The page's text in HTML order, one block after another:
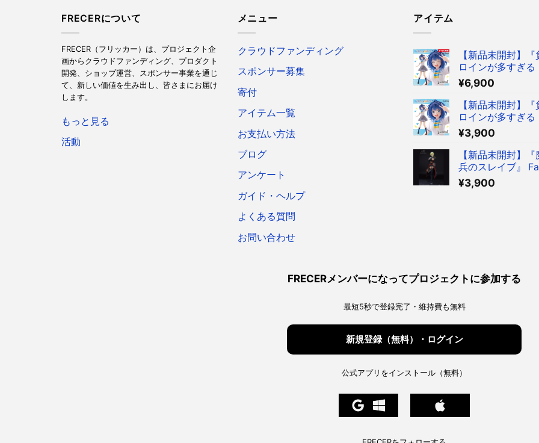
FRECERについて
FRECER（フリッカー）は、プロジェクト企
画からクラウドファンディング、プロダクト
開発、ショップ運営、スポンサー事業を通じ
て、新しい価値を生み出し、皆さまにお届け
します。
もっと見る
活動
メニュー
クラウドファンディング
スポンサー募集
寄付
アイテム一覧
お支払い方法
ブログ
アンケート
ガイド・ヘルプ
よくある質問
お問い合わせ
アイテム
【新品未開封】
ロインが多すぎる
reful フィギュア
菜 ～制服ver.～
ア タイクレ限定
¥6,900
【新品未開封】
ロインが多すぎる
reful フィギュア
菜 ～制服ver.～
ア
¥3,900
【新品未開封】
兵のスレイブ』
Figure 出雲天花
ア
¥3,900
FRECERメンバーになってプロジェクトに参加する
最短5秒で登録完了・維持費も無料
新規登録（無料）・ログイン
公式アプリをインストール（無料）